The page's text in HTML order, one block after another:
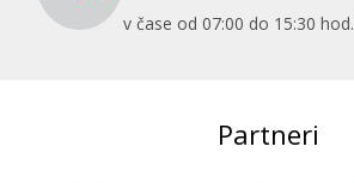
v čase od 07:00 do 15:30 hod.
Partneri